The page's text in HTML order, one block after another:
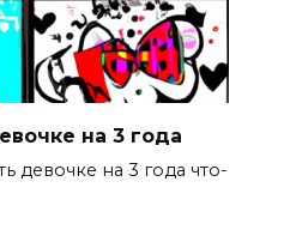
на 3 года
девочке на 3 года что-